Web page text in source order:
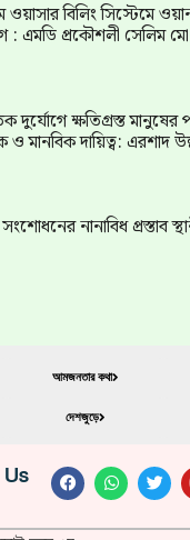
ওয়াসার বিলিং সিস্টেমে
: এমডি প্রকৌশলী সেলিম
দুর্যোগে ক্ষতিগ্রস্ত
ও মানবিক দায়িত্ব: এরশাদ
নানাবিধ প্রস্তাব
আমজনতার কথা
দেশজুড়ে